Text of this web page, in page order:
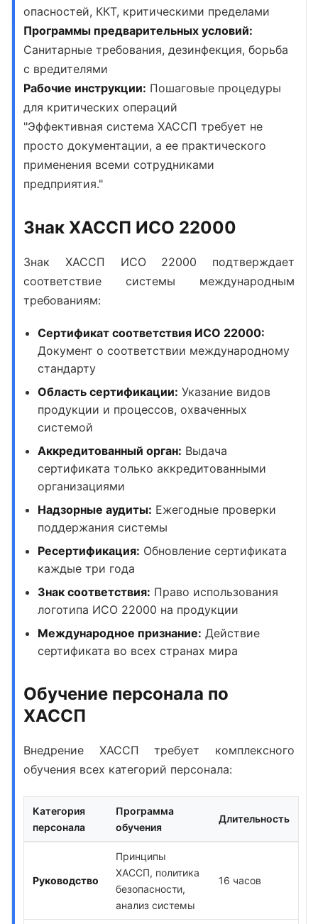
опасностей, ККТ, критическими пределами
Программы предварительных условий:
Санитарные требования, дезинфекция, борьба
с вредителями
Рабочие инструкции: Пошаговые процедуры
для критических операций
"Эффективная система ХАССП требует не
просто документации, а ее практического
применения всеми сотрудниками
предприятия."
Знак ХАССП ИСО 22000
Знак ХАССП ИСО 22000 подтверждает
соответствие системы международным
требованиям:
Сертификат соответствия ИСО 22000:
Документ о соответствии международному
стандарту
Область сертификации: Указание видов
продукции и процессов, охваченных
системой
Аккредитованный орган: Выдача
сертификата только аккредитованными
организациями
Надзорные аудиты: Ежегодные проверки
поддержания системы
Ресертификация: Обновление сертификата
каждые три года
Знак соответствия: Право использования
логотипа ИСО 22000 на продукции
Международное признание: Действие
сертификата во всех странах мира
Обучение персонала по
ХАССП
Внедрение ХАССП требует комплексного
обучения всех категорий персонала:
Категория
персонала
Программа
обучения
Длительность
Руководство
Принципы
ХАССП, политика
безопасности,
анализ системы
16 часов